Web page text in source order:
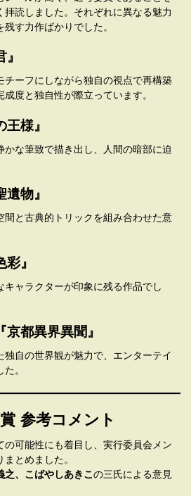
読しました。それぞれに異なる魅力
す力作ばかりでした。
チーフにしながら独自の視点で再構築
度と独自性が際立っています。
様』
な筆致で描き出し、人間の暗部に迫
物』
間と古典的トリックを組み合わせた意
』
ャラクターが印象に残る作品でし
都異界異聞』
自の世界観が魅力で、エンターテイ
。
参考コメント
可能性にも着目し、実行委員会メン
とめました。
之、こばやしあきこの三氏による意見